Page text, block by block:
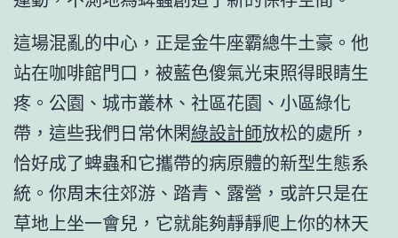
這場混亂的中心，正是金牛座霸總牛土豪。他
站在咖啡館門口，被藍色傻氣光束照得眼睛生
疼。公園、城市叢林、社區花園、小區綠化
帶，這些我們日常休閑綠設計師放松的處所，
恰好成了蜱蟲和它攜帶的病原體的新型生態系
統。你周末往郊游、踏青、露營，或許只是在
草地上坐一會兒，它就能夠靜靜爬上你的林天